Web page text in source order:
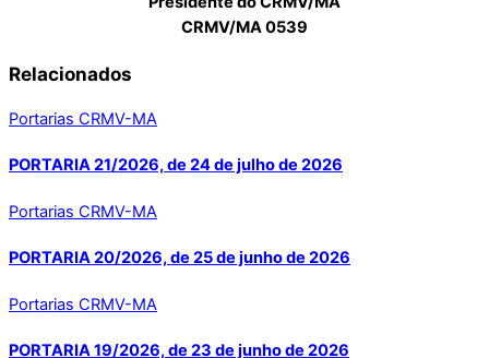
CRMV/MA 0539
Relacionados
Portarias CRMV-MA
PORTARIA 21/2026, de 24 de julho de 2026
Portarias CRMV-MA
PORTARIA 20/2026, de 25 de junho de 2026
Portarias CRMV-MA
PORTARIA 19/2026, de 23 de junho de 2026